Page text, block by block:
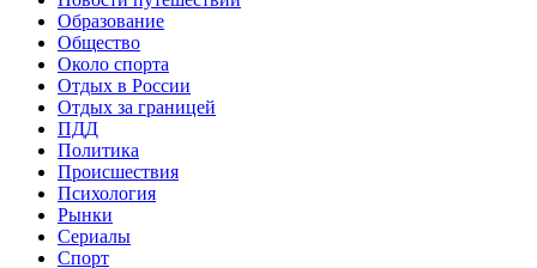
Образование
Общество
Около спорта
Отдых в России
Отдых за границей
ПДД
Политика
Происшествия
Психология
Рынки
Сериалы
Спорт